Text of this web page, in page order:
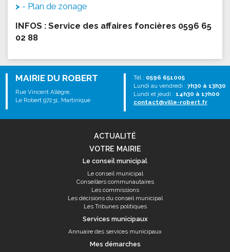
- Plan de zonage
INFOS : Service des affaires foncières 0596 65
02 88
MAIRIE DU ROBERT
Rue Vincent Allègre,
Le Robert 97231, Martinique
Tél : 0596 651005
Lundi au vendredi : 7h30 à 13h30
Lundi et jeudi : 14h30 à 17h00
contact@ville-robert.fr
ACTUALITÉ
VOTRE MAIRIE
Le conseil municipal
Le conseil municipal
Conseillers communautaires
Les commissions
Les décisions du conseil municipal
Les Tribunes politiques
Services municipaux
Annuaire des services municipaux
Mes démarches